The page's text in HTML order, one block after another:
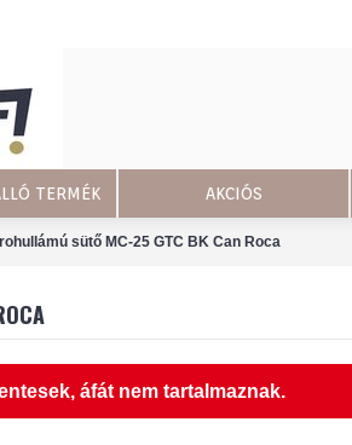
TERMÉK AKCIÓS
sütő MC-25 GTC BK Can Roca
áfát nem tartalmaznak.